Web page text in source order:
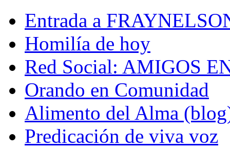
Entrada a
Homilía de hoy
Red Social: AMIGOS
Orando en Comunidad
Alimento del Alma
Predicación de viva voz